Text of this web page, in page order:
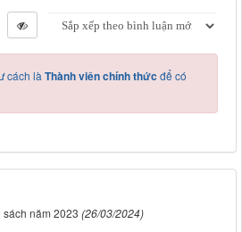
cách là Thành viên chính thứcđể có
năm 2023 (26/03/2024)